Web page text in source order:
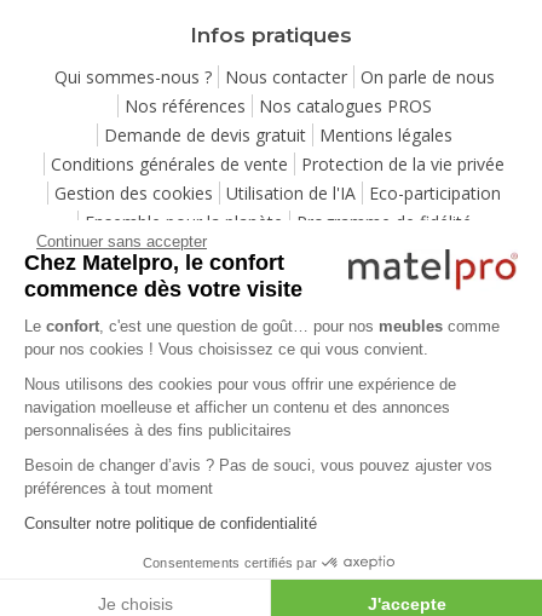
Infos pratiques
Qui sommes-nous ? Nous contacter
On parle de nous
Nos références
Nos catalogues PROS
Demande de devis gratuit
Mentions légales
Conditions générales de vente
Protection de la vie privée
Gestion des cookies
Utilisation de l'IA
Eco-participation
Ensemble pour la planète
Programme de fidélité
Pack Sérénité
Cartes cadeaux
Codes promos
Location de mobilier professionnel
Aide
Foire Aux Questions Méthodes de livraison
Moyens de paiements
Payer en plusieurs fois
Vos avantages
Guides d'achat
Lexique
- Moyenne4.7/5- Basée sur603notes et
Continuer sans accepter
Chez Matelpro, le confort
commence dès votre visite
Le confort, c'est une question de goût… pour nos meubles comme
pour nos cookies ! Vous choisissez ce qui vous convient.
Nous utilisons des cookies pour vous offrir une expérience de
navigation moelleuse et afficher un contenu et des annonces
personnalisées à des fins publicitaires
Besoin de changer d’avis ? Pas de souci, vous pouvez ajuster vos
préférences à tout moment
Consulter notre politique de confidentialité
Consentements certifiés par
Je choisis J'accepte